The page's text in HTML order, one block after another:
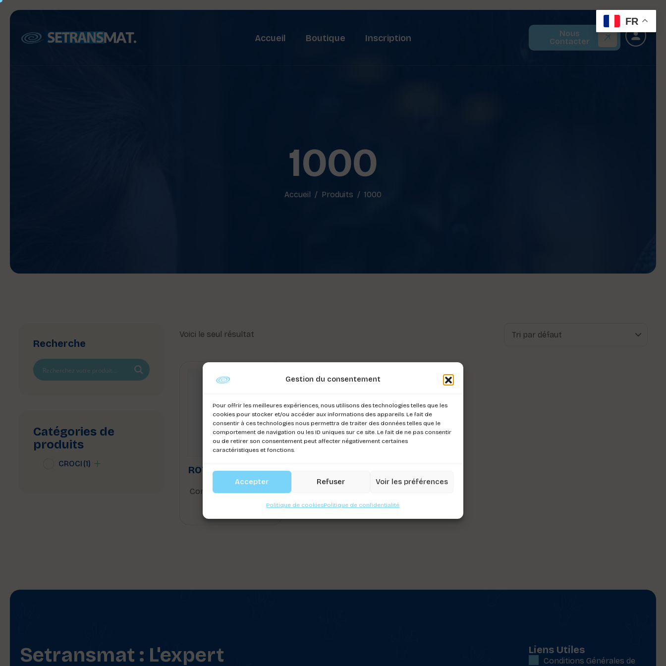
Gestion du consentement
Pour offrir les meilleures expériences, nous utilisons des technologies telles que les
cookies pour stocker et/ou accéder aux informations des appareils. Le fait de
consentir à ces technologies nous permettra de traiter des données telles que le
comportement de navigation ou les ID uniques sur ce site. Le fait de ne pas consentir
ou de retirer son consentement peut affecter négativement certaines
caractéristiques et fonctions.
Accepter Refuser Voir les préférences
Politique de cookiesPolitique de confidentialité
Accueil Boutique Inscription
Nous
Contacter
1000
Accueil Produits 1000
Recherche
Catégories de
produits
CROCI (1)
Voici le seul résultat
ROTOR MONARKA
Connectez-vous pour
Setransmat : L'expert
Liens Utiles
Conditions Générales de
FR